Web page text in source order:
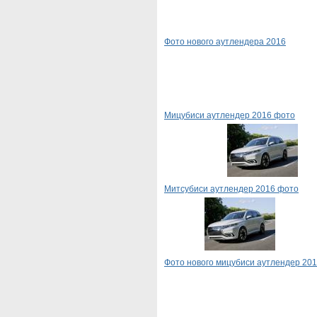
Фото нового аутлендера 2016
Мицубиси аутлендер 2016 фото
Митсубиси аутлендер 2016 фото
Фото нового мицубиси аутлендер